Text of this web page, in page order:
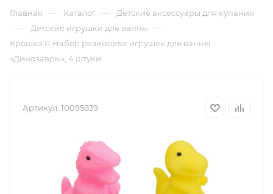
Главная — Каталог — Детские аксессуары для купания
— Детские игрушки для ванны —
Крошка Я Набор резиновых игрушек для ванны
«Динозавры», 4 штуки
Артикул: 10095839